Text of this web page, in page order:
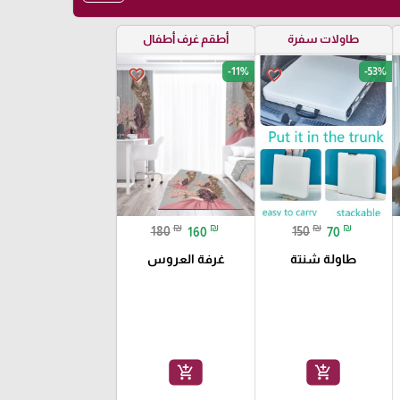
طاولات سفرة
favorite_border -53%
150 ₪ 70 ₪
طاولة شنتة
add_shopping_cart
أطقم غرف أطفال
favorite_border -11%
180 ₪ 160 ₪
غرفة العروس
add_shopping_cart